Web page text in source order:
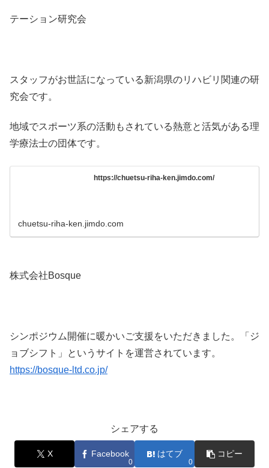
テーション研究会
スタッフがお世話になっている新潟県のリハビリ関連の研
究会です。
地域でスポーツ系の活動もされている熱意と活気がある理
学療法士の団体です。
https://chuetsu-riha-ken.jimdo.com/
chuetsu-riha-ken.jimdo.com
株式会社Bosque
シンポジウム開催に暖かいご支援をいただきました。「ジ
ョブシフト」というサイトを運営されています。
https://bosque-ltd.co.jp/
シェアする
X Facebook
0
はてブ
0
コピー